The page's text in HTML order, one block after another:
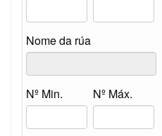
Nome da rúa
Nº Min. Nº Máx.